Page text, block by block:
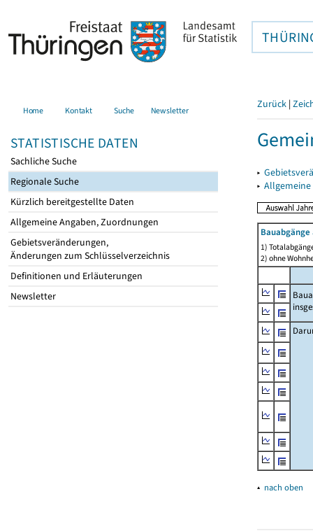
Home Kontakt Suche Newsletter
STATISTISCHE DATEN
Sachliche Suche
Regionale Suche
Kürzlich bereitgestellte Daten
Allgemeine Angaben, Zuordnungen
Gebietsveränderungen,
Änderungen zum Schlüsselverzeichnis
Definitionen und Erläuterungen
Newsletter
Zurück |
▸
▸
1)
2) ohne
▴ nach oben